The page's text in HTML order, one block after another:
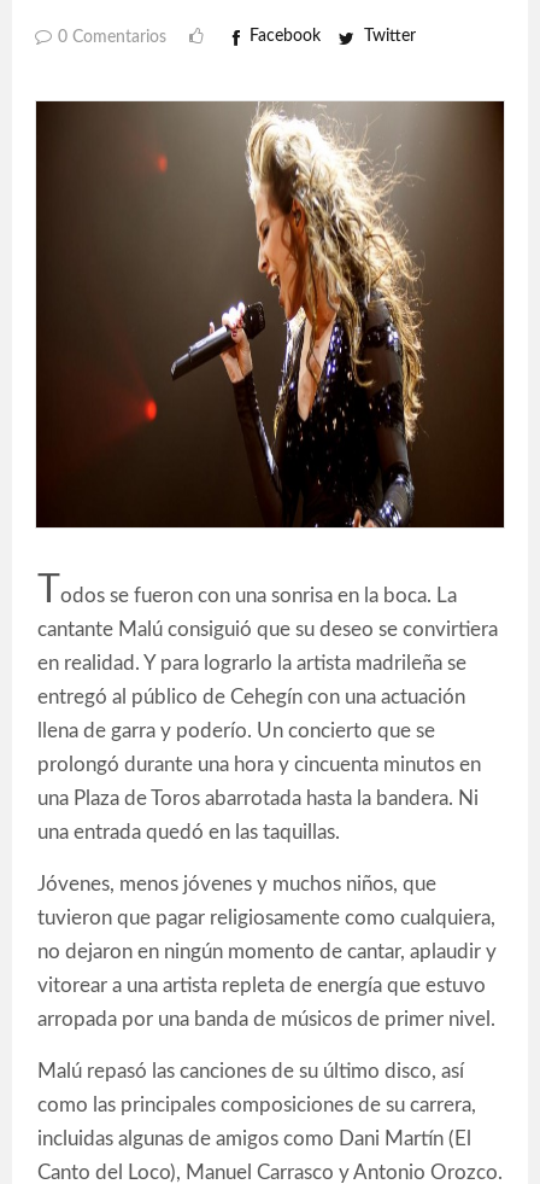
0 Comentarios Facebook Twitter
Todos se fueron con una sonrisa en la boca. La
cantante Malú consiguió que su deseo se convirtiera
en realidad. Y para lograrlo la artista madrileña se
entregó al público de Cehegín con una actuación
llena de garra y poderío. Un concierto que se
prolongó durante una hora y cincuenta minutos en
una Plaza de Toros abarrotada hasta la bandera. Ni
una entrada quedó en las taquillas.
Jóvenes, menos jóvenes y muchos niños, que
tuvieron que pagar religiosamente como cualquiera,
no dejaron en ningún momento de cantar, aplaudir y
vitorear a una artista repleta de energía que estuvo
arropada por una banda de músicos de primer nivel.
Malú repasó las canciones de su último disco, así
como las principales composiciones de su carrera,
incluidas algunas de amigos como Dani Martín (El
Canto del Loco), Manuel Carrasco y Antonio Orozco.